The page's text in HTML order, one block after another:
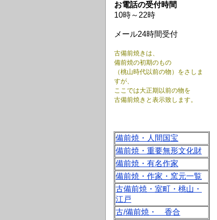
お電話の受付時間
10時～22時
メール24時間受付
古備前焼きは、
備前焼の初期のもの
（桃山時代以前の物）をさしま
すが、
ここでは大正期以前の物を
古備前焼きと表示致します。
備前焼・人間国宝
備前焼・重要無形文化財
備前焼・有名作家
備前焼・作家・窯元一覧
古備前焼・室町・桃山・
江戸
古/備前焼・ 香合